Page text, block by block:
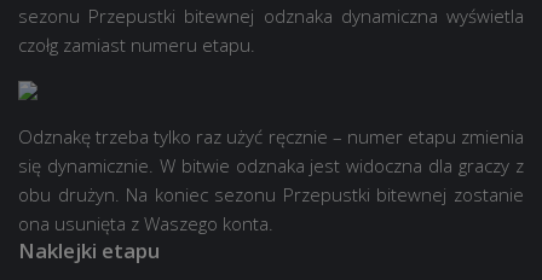
sezonu Przepustki bitewnej odznaka dynamiczna wyświetla
czołg zamiast numeru etapu.
Odznakę trzeba tylko raz użyć ręcznie – numer etapu zmienia
się dynamicznie. W bitwie odznaka jest widoczna dla graczy z
obu drużyn. Na koniec sezonu Przepustki bitewnej zostanie
ona usunięta z Waszego konta.
Naklejki etapu